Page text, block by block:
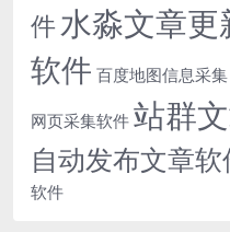
件水淼文章更
软件 百度地图信息采集
网页采集软件 站群
自动发布文章软
软件